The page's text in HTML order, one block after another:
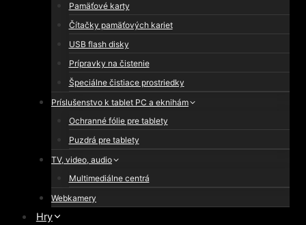
Pamäťové karty
Čítačky pamäťových kariet
USB flash disky
Prípravky na čistenie
Špeciálne čistiace prostriedky
Príslušenstvo k tablet PC a eknihám
Ochranné fólie pre tablety
Puzdrá pre tablety
TV, video, audio
Multimediálne centrá
Webkamery
Hry